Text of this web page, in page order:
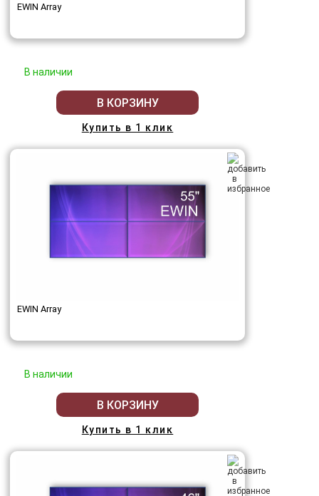
EWIN Array
В наличии
В КОРЗИНУ
Купить в 1 клик
EWIN Array
В наличии
В КОРЗИНУ
Купить в 1 клик